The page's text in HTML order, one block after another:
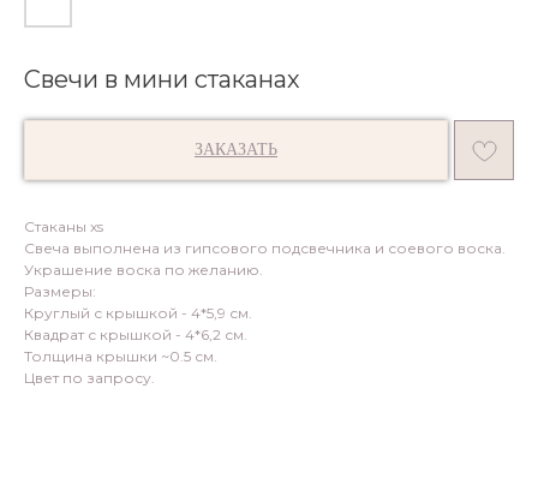
Свечи в мини стаканах
ЗАКАЗАТЬ
Стаканы xs
Свеча выполнена из гипсового подсвечника и соевого воска.
Украшение воска по желанию.
Размеры:
Круглый с крышкой - 4*5,9 см.
Квадрат с крышкой - 4*6,2 см.
Толщина крышки ~0.5 см.
Цвет по запросу.